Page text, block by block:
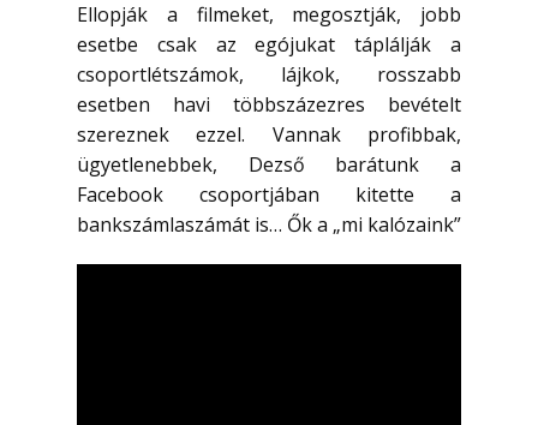
Ellopják a filmeket, megosztják, jobb
esetbe csak az egójukat táplálják a
csoportlétszámok, lájkok, rosszabb
esetben havi többszázezres bevételt
szereznek ezzel. Vannak profibbak,
ügyetlenebbek, Dezső barátunk a
Facebook csoportjában kitette a
bankszámlaszámát is… Ők a „mi kalózaink”